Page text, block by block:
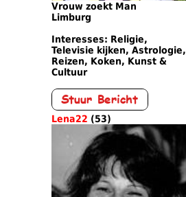
Vrouw zoekt Man
Limburg
Interesses: Religie,
Televisie kijken, Astrologie,
Reizen, Koken, Kunst &
Cultuur
Lena22 (53)